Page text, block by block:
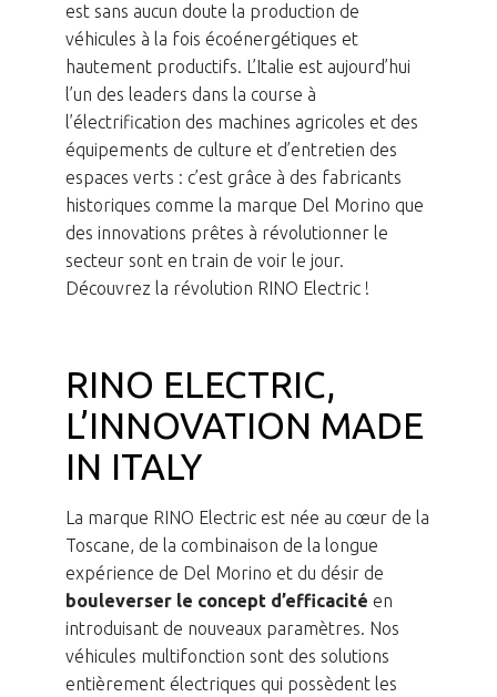
est sans aucun doute la production de
véhicules à la fois écoénergétiques et
hautement productifs. L’Italie est aujourd’hui
l’un des leaders dans la course à
l’électrification des machines agricoles et des
équipements de culture et d’entretien des
espaces verts : c’est grâce à des fabricants
historiques comme la marque Del Morino que
des innovations prêtes à révolutionner le
secteur sont en train de voir le jour.
Découvrez la révolution RINO Electric !
RINO ELECTRIC,
L’INNOVATION MADE
IN ITALY
La marque RINO Electric est née au cœur de la
Toscane, de la combinaison de la longue
expérience de Del Morino et du désir de
bouleverser le concept d’efficacité en
introduisant de nouveaux paramètres. Nos
véhicules multifonction sont des solutions
entièrement électriques qui possèdent les